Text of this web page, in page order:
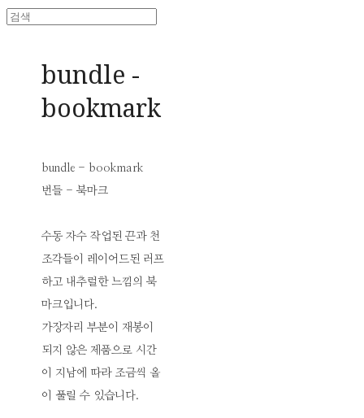
bundle -
bookmark
bundle - bookmark
번들 - 북마크
수동 자수 작업된 끈과 천
조각들이 레이어드된 러프
하고 내추럴한 느낌의 북
마크입니다.
가장자리 부분이 재봉이
되지 않은 제품으로 시간
이 지남에 따라 조금씩 올
이 풀릴 수 있습니다.